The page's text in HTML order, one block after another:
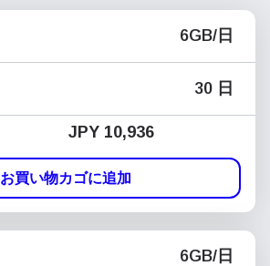
6GB/日
30 日
JPY 10,936
お買い物カゴに追加
6GB/日